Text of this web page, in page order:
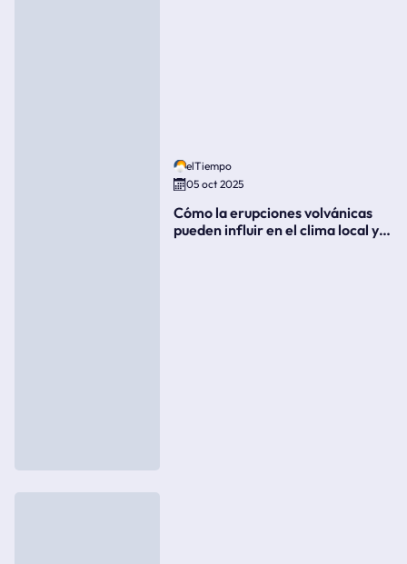
elTiempo
05 oct 2025
Cómo la erupciones volvánicas
pueden influir en el clima local y